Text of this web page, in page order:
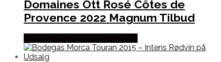
Domaines Ott Rosé Côtes de
Provence 2022 Magnum Tilbud